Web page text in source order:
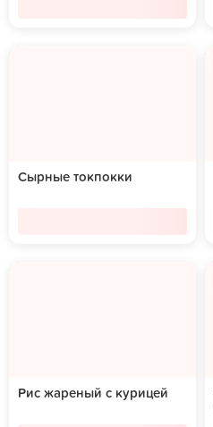
Сырные токпокки
Рис жареный с курицей